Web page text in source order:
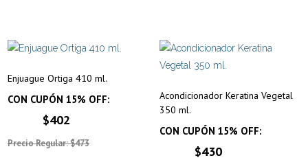
Enjuague Ortiga 410 ml.
CON CUPÓN 15% OFF:
$402
Precio Regular: $473
Acondicionador Keratina Vegetal
350 ml.
CON CUPÓN 15% OFF:
$430